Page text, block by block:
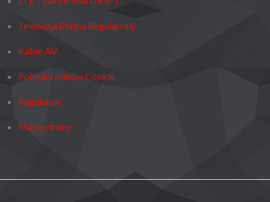
Telewizja Płatna Regulaminy
Kable AV
Polityka plików Cookie
Regulamin
Mapa strony